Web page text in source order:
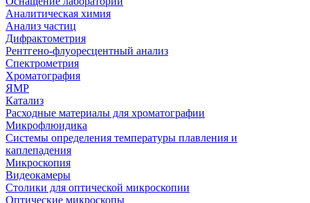
Аналитическая химия
Анализ частиц
Дифрактометрия
Рентгено-флуоресцентный анализ
Спектрометрия
Хроматография
ЯМР
Катализ
Расходные материалы для хроматографии
Микрофлюидика
Системы определения температуры плавления и
каплепадения
Микроскопия
Видеокамеры
Столики для оптической микроскопии
Оптические микроскопы